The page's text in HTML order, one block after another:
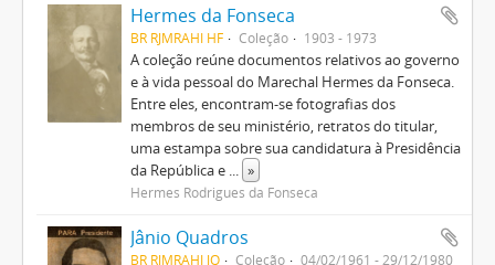
Hermes da Fonseca
BR RJMRAHI HF Coleção 1903 - 1973
A coleção reúne documentos relativos ao governo
e à vida pessoal do Marechal Hermes da Fonseca.
Entre eles, encontram-se fotografias dos
membros de seu ministério, retratos do titular,
uma estampa sobre sua candidatura à Presidência
da República e ... »
Hermes Rodrigues da Fonseca
Jânio Quadros
BR RJMRAHI JQ Coleção 04/02/1961 - 29/12/1980